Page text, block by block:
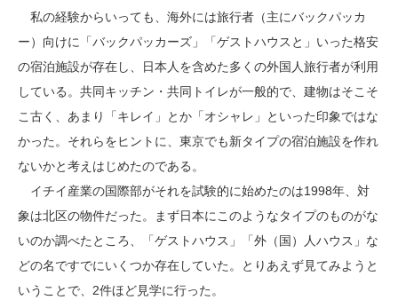
私の経験からいっても、海外には旅行者（主にバックパッカ
ー）向けに「バックパッカーズ」「ゲストハウスと」いった格安
の宿泊施設が存在し、日本人を含めた多くの外国人旅行者が利用
している。共同キッチン・共同トイレが一般的で、建物はそこそ
こ古く、あまり「キレイ」とか「オシャレ」といった印象ではな
かった。それらをヒントに、東京でも新タイプの宿泊施設を作れ
ないかと考えはじめたのである。
イチイ産業の国際部がそれを試験的に始めたのは1998年、対
象は北区の物件だった。まず日本にこのようなタイプのものがな
いのか調べたところ、「ゲストハウス」「外（国）人ハウス」な
どの名ですでにいくつか存在していた。とりあえず見てみようと
いうことで、2件ほど見学に行った。